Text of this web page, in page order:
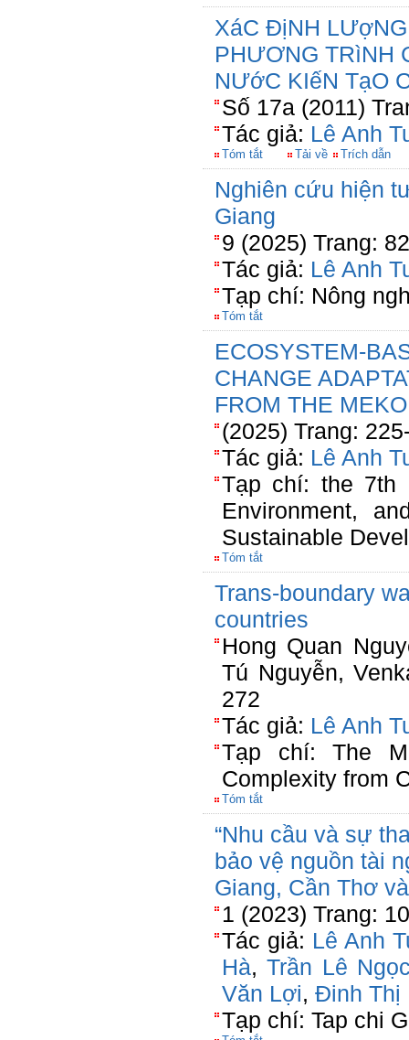
XáC ĐịNH
PHƯƠNG TRìNH
NƯớC KIếN TạO
Số 17a (2011)
Tác giả: Lê Anh
Tóm tắt Tải về Trích dẫn
Nghiên cứu hiện
Giang
9 (2025) Trang:
Tác giả: Lê Anh
Tạp chí: Nông
Tóm tắt
ECOSYSTEM-
CHANGE
FROM THE
(2025) Trang:
Tác giả: Lê Anh
Tạp chí: the 7th
Environment,
Sustainable
Tóm tắt
Trans-boundary
countries
Hong Quan
Tú Nguyễn,
272
Tác giả: Lê Anh
Tạp chí: The
Complexity from
Tóm tắt
“Nhu cầu và sự
bảo vệ nguồn tài
Giang, Cần Thơ
1 (2023) Trang:
Tác giả: Lê Anh
Hà,Trần Lê
Văn Lợi, Đinh Thị
Tạp chí: Tap chi